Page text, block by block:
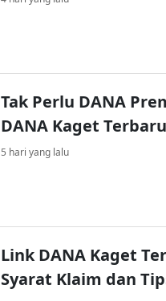
Tak Perlu DANA
DANA Kaget
5 hari yang lalu
Link DANA Kaget
Syarat Klaim dan